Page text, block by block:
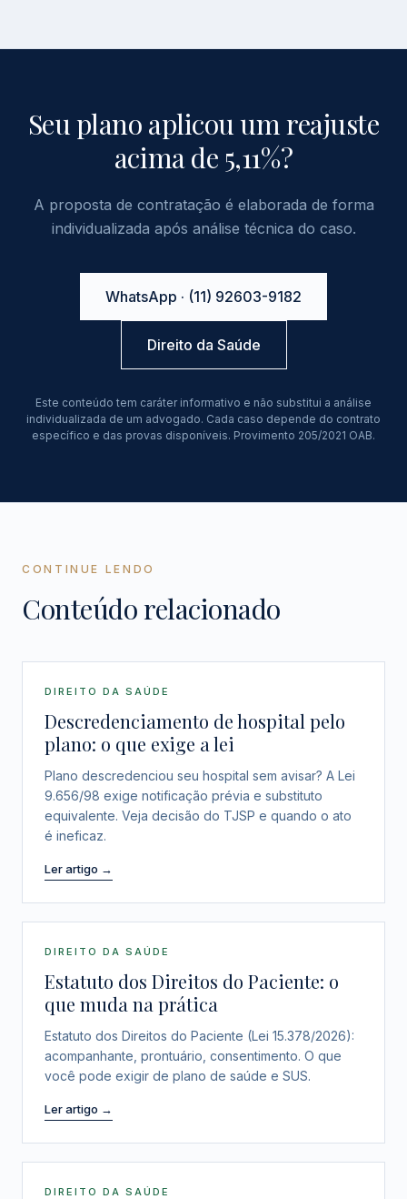
Seu plano aplicou um reajuste
acima de 5,11%?
A proposta de contratação é elaborada de forma
individualizada após análise técnica do caso.
WhatsApp · (11) 92603-9182
Direito da Saúde
Este conteúdo tem caráter informativo e não substitui a análise
individualizada de um advogado. Cada caso depende do contrato
específico e das provas disponíveis. Provimento 205/2021 OAB.
CONTINUE LENDO
Conteúdo relacionado
DIREITO DA SAÚDE
Descredenciamento de hospital pelo
plano: o que exige a lei
Plano descredenciou seu hospital sem avisar? A Lei
9.656/98 exige notificação prévia e substituto
equivalente. Veja decisão do TJSP e quando o ato
é ineficaz.
Ler artigo →
DIREITO DA SAÚDE
Estatuto dos Direitos do Paciente: o
que muda na prática
Estatuto dos Direitos do Paciente (Lei 15.378/2026):
acompanhante, prontuário, consentimento. O que
você pode exigir de plano de saúde e SUS.
Ler artigo →
DIREITO DA SAÚDE